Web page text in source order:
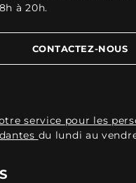
à 20h.
CONTACTEZ-NOUS
service pour les
du lundi au